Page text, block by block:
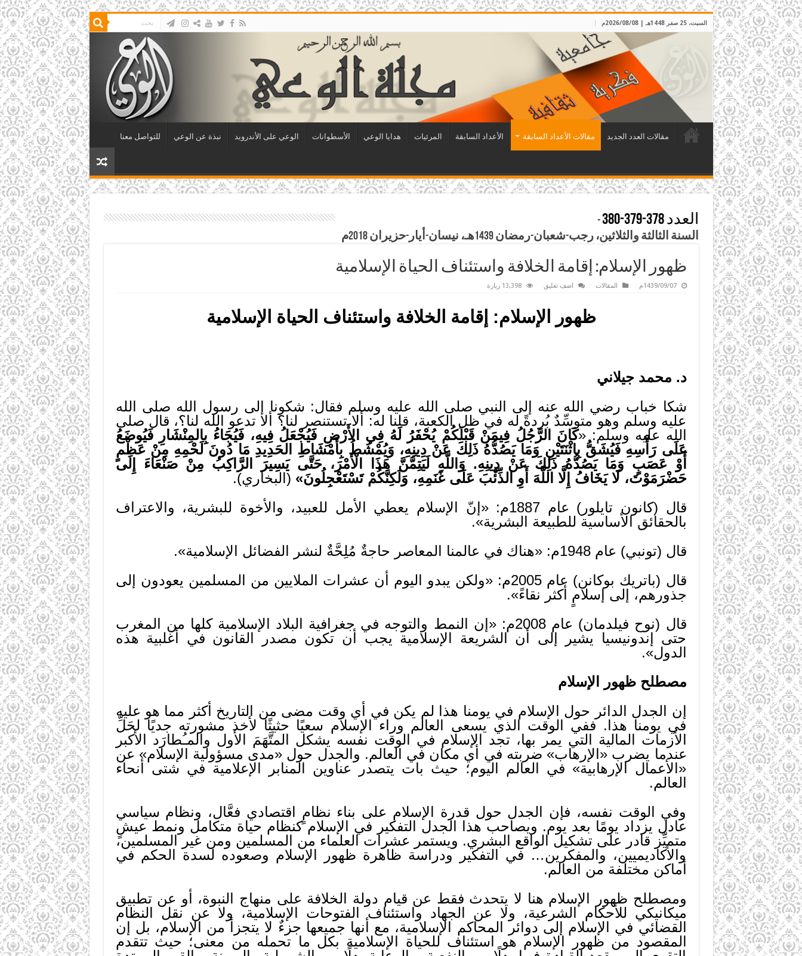
السبت، 25 صفر 1448هـ | 2026/08/08م
مقالات العدد الجديد مقالات الأعداد السابقة الأعداد السابقة المرئيات هدايا الوعي الأسطوانات الوعي على الأندرويد نبذة عن الوعي للتواصل معنا
العدد 378-379-380
-
السنة الثالثة والثلاثين، رجب-شعبان-رمضان 1439هـ، نيسان-أيار-حزيران 2018م
ظهور الإسلام: إقامة الخلافة واستئناف الحياة الإسلامية
1439/09/07م المقالات اضف تعليق 13,398 زيارة
ظهور الإسلام: إقامة الخلافة واستئناف الحياة الإسلامية
د. محمد جيلاني
شكا خباب رضي الله عنه إلى النبي صلى الله عليه وسلم فقال: شكونا إلى رسول الله صلى الله
عليه وسلم وهو متوسِّدٌ بُردةً له في ظل الكعبة، قلنا له: ألا تستنصر لنا؟ ألا تدعو الله لنا؟، قال صلى
الله عليه وسلم: «كَانَ الرَّجُلُ فِيمَنْ قَبْلَكُمْ يُحْفَرُ لَهُ فِي الأَرْضِ فَيُجْعَلُ فِيهِ، فَيُجَاءُ بِالمِنْشَارِ فَيُوضَعُ
عَلَى رَأْسِهِ فَيُشَقُّ بِاثْنَتَيْنِ وَمَا يَصُدُّهُ ذَلِكَ عَنْ دِينِهِ، وَيُمْشَطُ بِأَمْشَاطِ الحَدِيدِ مَا دُونَ لَحْمِهِ مِنْ عَظْمٍ
أَوْ عَصَبٍ وَمَا يَصُدُّهُ ذَلِكَ عَنْ دِينِهِ. وَاللَّهِ لَيَتِمَّنَّ هَذَا الْأَمْرَ، حَتَّى يَسِيرَ الرَّاكِبُ مِنْ صَنْعَاءَ إِلَى
حَضْرَمَوْتَ، لَا يَخَافُ إِلَّا اللَّهَ أَوِ الذِّئْبَ عَلَى غَنَمِهِ، وَلَكِنَّكُمْ تَسْتَعْجِلُونَ» (البخاري).
قال (كانون تايلور) عام 1887م: «إنّ الإسلام يعطي الأمل للعبيد، والأخوة للبشرية، والاعتراف
بالحقائق الأساسية للطبيعة البشرية».
قال (تونبي) عام 1948م: «هناك في عالمنا المعاصر حاجةٌ مُلِحَّةٌ لنشر الفضائل الإسلامية».
قال (باتريك بوكانن) عام 2005م: «ولكن يبدو اليوم أن عشرات الملايين من المسلمين يعودون إلى
جذورهم، إلى إسلامٍ أكثر نقاءً».
قال (نوح فيلدمان) عام 2008م: «إن النمط والتوجه في جغرافية البلاد الإسلامية كلها من المغرب
حتى إندونيسيا يشير إلى أن الشريعة الإسلامية يجب أن تكون مصدر القانون في أغلبية هذه
الدول».
مصطلح ظهور الإسلام
إن الجدل الدائر حول الإسلام في يومنا هذا لم يكن في أي وقت مضى من التاريخ أكثر مما هو عليه
في يومنا هذا. ففي الوقت الذي يسعى العالم وراء الإسلام سعيًا حثيثًا لأخذ مشورته جديًا لحَلِّ
الأزمات المالية التي يمر بها، تجد الإسلام في الوقت نفسه يشكل المتَّهَمَ الأول والمـُطارَد الأكبر
عندما يضرب «الإرهاب» ضربته في أي مكان في العالم. والجدل حول «مدى مسؤولية الإسلام» عن
«الأعمال الإرهابية» في العالم اليوم؛ حيث بات يتصدر عناوين المنابر الإعلامية في شتى أنحاء
العالم.
وفي الوقت نفسه، فإن الجدل حول قدرة الإسلام على بناء نظامٍ اقتصادي فعَّال، ونظام سياسي
عادل يزداد يومًا بعد يوم. ويصاحب هذا الجدل التفكير في الإسلام كنظام حياة متكامل ونمط عيشٍ
متميِّز قادر على تشكيل الواقع البشري. ويستمر عشرات العلماء من المسلمين ومن غير المسلمين،
والأكاديميين، والمفكرين… في التفكير ودراسة ظاهرة ظهور الإسلام وصعوده لسدة الحكم في
أماكن مختلفة من العالم.
ومصطلح ظهور الإسلام هنا لا يتحدث فقط عن قيام دولة الخلافة على منهاج النبوة، أو عن تطبيق
ميكانيكي للأحكام الشرعية، ولا عن الجهاد واستئناف الفتوحات الإسلامية، ولا عن نقل النظام
القضائي في الإسلام إلى دوائر المحاكم الإسلامية، مع أنها جميعها جزءٌ لا يتجزأ من الإسلام، بل إن
المقصود من ظهور الإسلام هو استئناف للحياة الإسلامية بكل ما تحمله من معنى؛ حيث تتقدم